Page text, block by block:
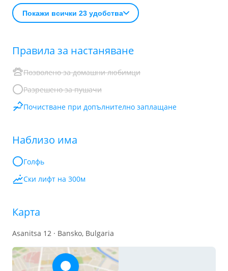
Покажи всички 23 удобства
Правила за настаняване
Позволено за домашни любимци
Разрешено за пушачи
Почистване при допълнително заплащане
Наблизо има
Голфь
Ски лифт на 300м
Карта
Asanitsa 12 · Bansko, Bulgaria